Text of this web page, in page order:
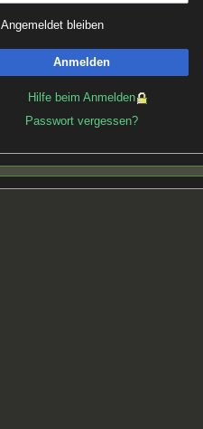
Angemeldet bleiben
Anmelden
Hilfe beim Anmelden
Passwort vergessen?